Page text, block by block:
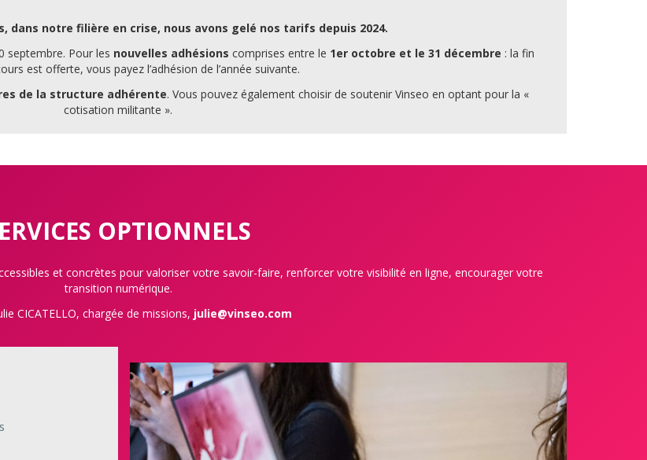
dans notre filière en crise, nous avons gelé nos tarifs depuis 2024.
septembre. Pour les nouvelles adhésions comprises entre le 1er octobre et le 31 décembre : la fin
est offerte, vous payez l’adhésion de l’année suivante.
de la structure adhérente. Vous pouvez également choisir de soutenir Vinseo en optant pour la «
cotisation militante ».
OPTIONNELS
et concrètes pour valoriser votre savoir-faire, renforcer votre visibilité en ligne, encourager votre
transition numérique.
CICATELLO, chargée de missions, julie@vinseo.com